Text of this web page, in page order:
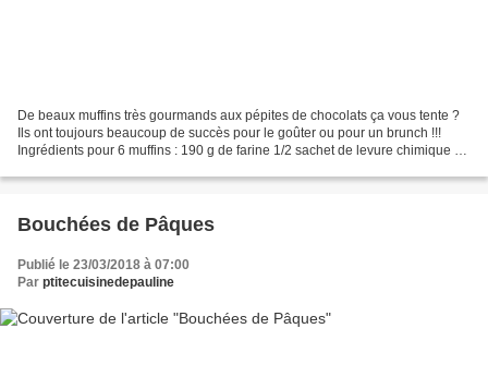
De beaux muffins très gourmands aux pépites de chocolats ça vous tente ?
Ils ont toujours beaucoup de succès pour le goûter ou pour un brunch !!!
Ingrédients pour 6 muffins : 190 g de farine 1/2 sachet de levure chimique 1
Bouchées de Pâques
Publié le 23/03/2018 à 07:00
Par ptitecuisinedepauline